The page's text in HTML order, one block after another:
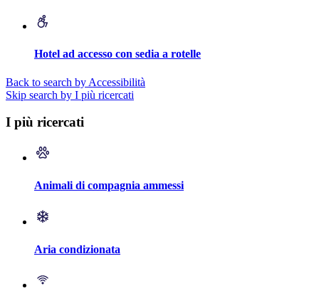
Hotel ad accesso con sedia a rotelle
Back to search by Accessibilità
Skip search by I più ricercati
I più ricercati
Animali di compagnia ammessi
Aria condizionata